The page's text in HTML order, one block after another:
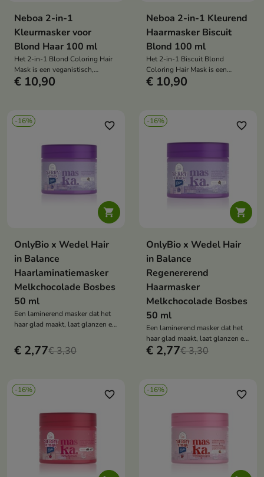
Neboa 2-in-1
Kleurmasker voor
Blond Haar 100 ml
Het 2-in-1 Blond Coloring Hair
Mask is een veganistisch,
voedend en tonifiërend masker
haarschubben tot wel 8
€ 10,90
Neboa 2-in-1 Kleurend
Haarmasker Biscuit
Blond 100 ml
Het 2-in-1 Biscuit Blond
Coloring Hair Mask is een
veganistisch, voedend en
haren camoufleert en je haar tot
wel 8 wasbeurten lang herstelt.
€ 10,90
-16%

favorite_border
OnlyBio x Wedel Hair
in Balance
Haarlaminatiemasker
Melkchocolade Bosbes
50 ml
Een laminerend masker dat het
haar glad maakt, laat glanzen en
geur van melkchocolade en
bosbessen.
€ 2,77€ 3,30
-16%

favorite_border
OnlyBio x Wedel Hair
in Balance
Regenererend
Haarmasker
Melkchocolade Bosbes
50 ml
Een laminerend masker dat het
haar glad maakt, laat glanzen en
beschermt, en het omhult met de
€ 2,77€ 3,30
-16% favorite_border -16% favorite_border